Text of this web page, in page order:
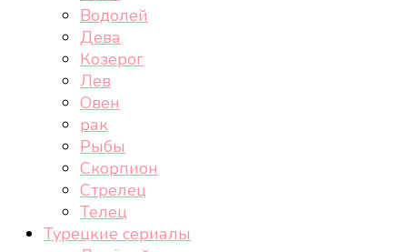
Водолей
Дева
Козерог
Лев
Овен
рак
Рыбы
Скорпион
Стрелец
Телец
Турецкие сериалы